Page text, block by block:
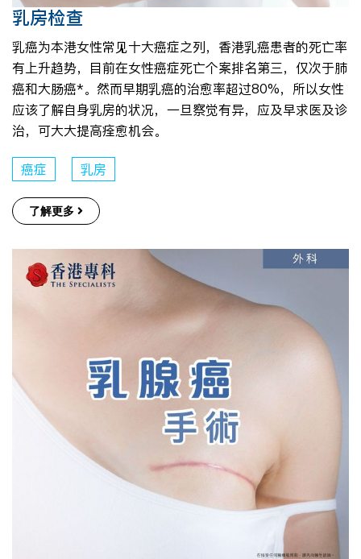
乳房检查
乳癌为本港女性常见十大癌症之列，香港乳癌患者的死亡率
有上升趋势，目前在女性癌症死亡个案排名第三，仅次于肺
癌和大肠癌*。然而早期乳癌的治愈率超过80%，所以女性
应该了解自身乳房的状况，一旦察觉有异，应及早求医及诊
治，可大大提高痊愈机会。
癌症 乳房
了解更多